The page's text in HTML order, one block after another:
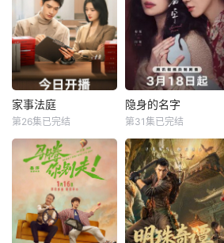
局婢女凤卿。为护
妹妹顾婉、查找真
凶，她以婢女之身
周旋于一众嫔妃之
间，更联合太医弟
弟顾玹智斗后宫各
方势力，于九重宫
阙步步为营，与帝
交锋中悄然重续
【嘿叭电影
ir正式集结！进阶
舞台考核已就位，
竞逐魔力歌的极致
演绎，在欢乐解
压、魔力开唱的氛
围里，共同诞生年
度魔力歌先生，一
段充满未知与惊喜
启【嘿叭电影-高清
视频
家事法庭
黄璐
青年法官沈谢秩携
手律师秦睿，与舒
静、胡艾溪、陈向
辉等法律同侪深入
基层工作，为人民
家事法庭
第26集已完结
隐身的名字
刘雅瑟
本剧改编自豆瓣阅
读连载小说《隐身
的名字》，作者易
难【嘿叭电影-高清
视频免费在线观
隐身的名字
第31集已完结